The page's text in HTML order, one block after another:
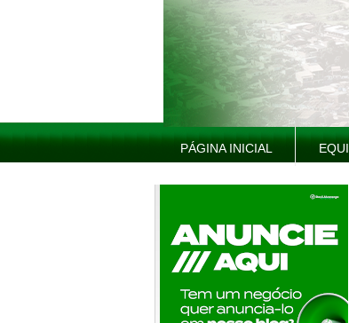
PÁGINA INICIAL